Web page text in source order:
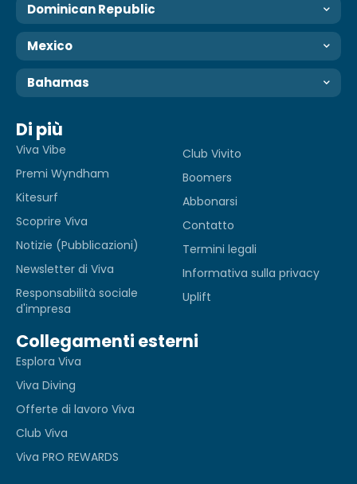
Dominican Republic
Mexico
Bahamas
Di più
Viva Vibe
Premi Wyndham
Kitesurf
Scoprire Viva
Notizie (Pubblicazioni)
Newsletter di Viva
Responsabilità sociale
d'impresa
Club Vivito
Boomers
Abbonarsi
Contatto
Termini legali
Informativa sulla privacy
Uplift
Collegamenti esterni
Esplora Viva
Viva Diving
Offerte di lavoro Viva
Club Viva
Viva PRO REWARDS